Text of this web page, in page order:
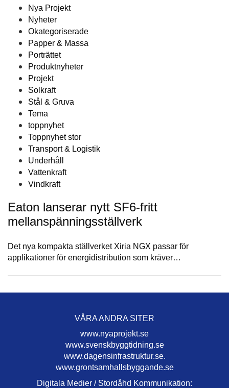
Nya Projekt
Nyheter
Okategoriserade
Papper & Massa
Porträttet
Produktnyheter
Projekt
Solkraft
Stål & Gruva
Tema
toppnyhet
Toppnyhet stor
Transport & Logistik
Underhåll
Vattenkraft
Vindkraft
Eaton lanserar nytt SF6-fritt
mellanspänningsställverk
Det nya kompakta ställverket Xiria NGX passar för
applikationer för energidistribution som kräver…
VÅRA ANDRA SITER
www.nyaprojekt.se
www.svenskbyggtidning.se
www.dagensinfrastruktur.se.
www.grontsamhallsbyggande.se
Digitala Medier / Stordåhd Kommunikation: